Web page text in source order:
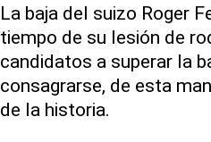
La baja del suizo Roger
tiempo de su lesión de
candidatos a superar la
consagrarse, de esta
de la historia.